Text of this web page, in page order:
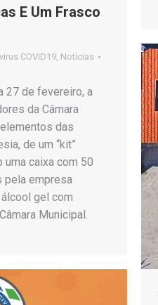
E Um Frasco
COVID19 Notícias
27 de fevereiro, a
da Câmara
das
de um “kit”
caixa com 50
pela empresa
gel com
Municipal.